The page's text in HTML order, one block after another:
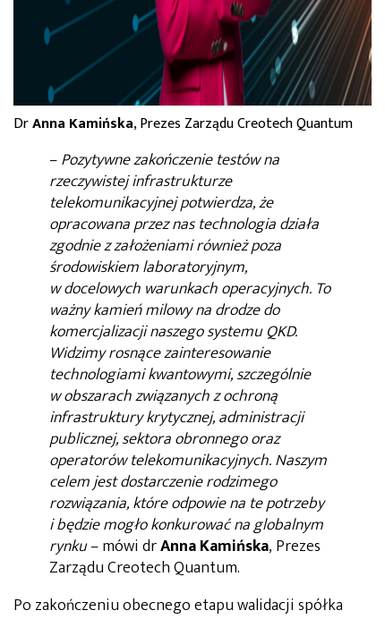
DrAnna Kamińska, Prezes Zarządu Creotech Quantum
–Pozytywne zakończenie testów na
rzeczywistej infrastrukturze
telekomunikacyjnej potwierdza, że
opracowana przez nas technologia działa
zgodnie z założeniami również poza
środowiskiem laboratoryjnym,
w docelowych warunkach operacyjnych. To
ważny kamień milowy na drodze do
komercjalizacji naszego systemu QKD.
Widzimy rosnące zainteresowanie
technologiami kwantowymi, szczególnie
w obszarach związanych z ochroną
infrastruktury krytycznej, administracji
publicznej, sektora obronnego oraz
operatorów telekomunikacyjnych. Naszym
celem jest dostarczenie rodzimego
rozwiązania, które odpowie na te potrzeby
i będzie mogło konkurować na globalnym
rynku– mówi drAnna Kamińska, Prezes
Zarządu Creotech Quantum.
Po zakończeniu obecnego etapu walidacji spółka